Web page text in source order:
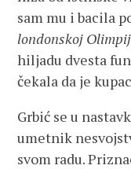
sam mu i bacila
londonskoj
hiljadu dvesta
čekala da je
Grbić se u
umetnik
svom radu.